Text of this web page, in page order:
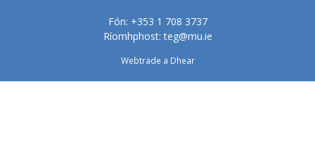
Fón: +353 1 708 3737
Ríomhphost:teg@mu.ie
Webtrade a Dhear